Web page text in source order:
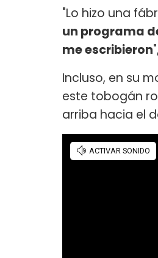
"Lo hizo una
un programa
me escribieron
Incluso, en su
este tobogán
arriba hacia el